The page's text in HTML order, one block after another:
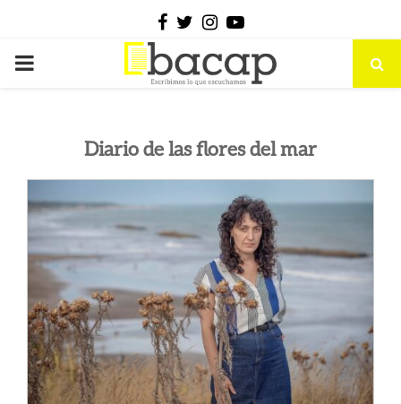
Facebook
Twitter
Instagram
Youtube
PRIMARY
Diario de las flores del mar